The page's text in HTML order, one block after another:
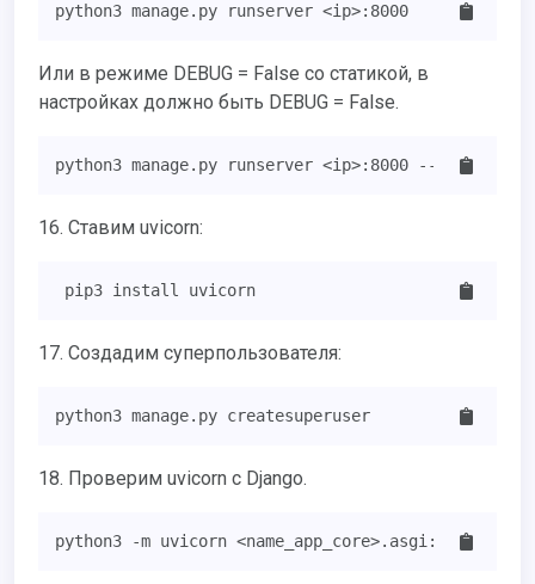
python3 manage.py runserver <ip>:8000
Или в режиме DEBUG = False со статикой, в
настройках должно быть DEBUG = False.
python3 manage.py runserver <ip>:8000 --insecure
16. Ставим uvicorn:
pip3 install uvicorn
17. Создадим суперпользователя:
python3 manage.py createsuperuser
18. Проверим uvicorn с Django.
python3 -m uvicorn